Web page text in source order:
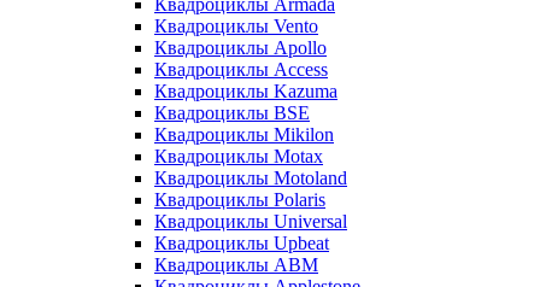
Квадроциклы Armada
Квадроциклы Vento
Квадроциклы Apollo
Квадроциклы Access
Квадроциклы Kazuma
Квадроциклы BSE
Квадроциклы Mikilon
Квадроциклы Motax
Квадроциклы Motoland
Квадроциклы Polaris
Квадроциклы Universal
Квадроциклы Upbeat
Квадроциклы ABM